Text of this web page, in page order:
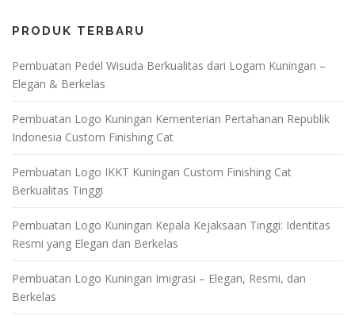
PRODUK TERBARU
Pembuatan Pedel Wisuda Berkualitas dari Logam Kuningan –
Elegan & Berkelas
Pembuatan Logo Kuningan Kementerian Pertahanan Republik
Indonesia Custom Finishing Cat
Pembuatan Logo IKKT Kuningan Custom Finishing Cat
Berkualitas Tinggi
Pembuatan Logo Kuningan Kepala Kejaksaan Tinggi: Identitas
Resmi yang Elegan dan Berkelas
Pembuatan Logo Kuningan Imigrasi – Elegan, Resmi, dan
Berkelas